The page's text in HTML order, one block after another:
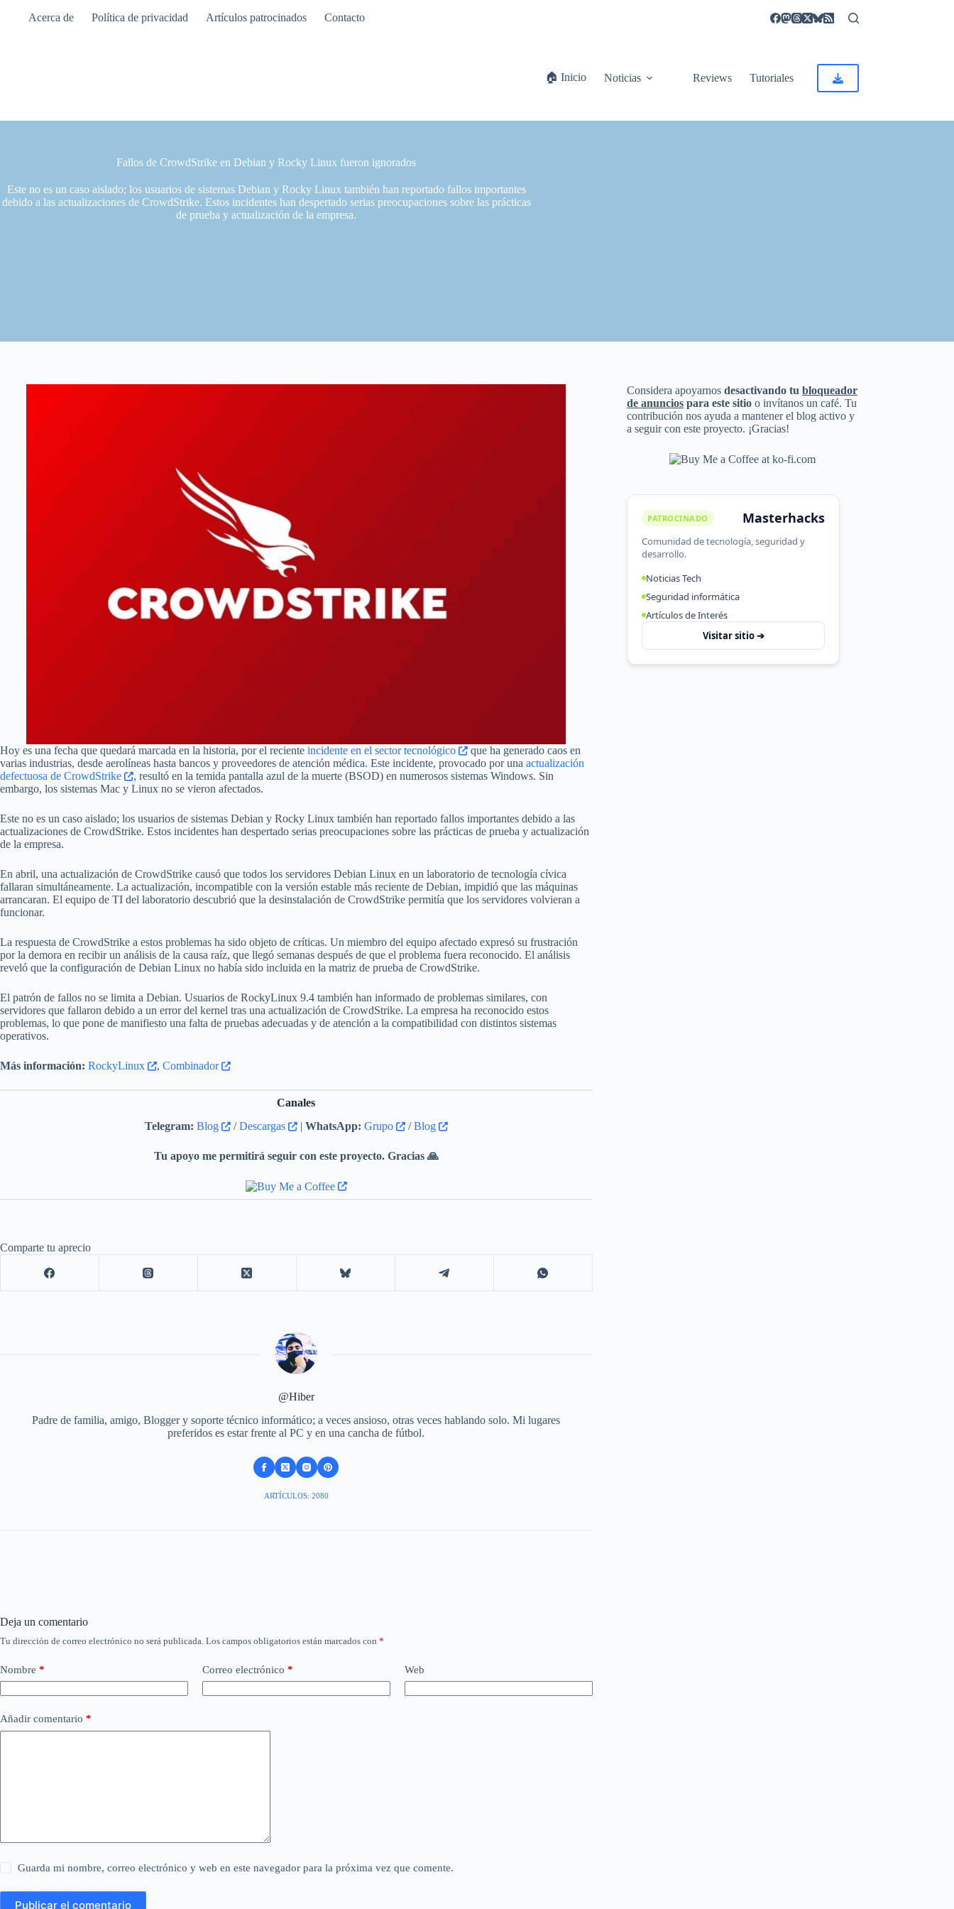
Acerca de Política de privacidad Artículos patrocinados Contacto
🏠 Inicio Noticias Reviews Tutoriales
Fallos de CrowdStrike en Debian y Rocky Linux fueron ignorados
Este no es un caso aislado; los usuarios de sistemas Debian y Rocky Linux también han reportado fallos importantes
debido a las actualizaciones de CrowdStrike. Estos incidentes han despertado serias preocupaciones sobre las prácticas
de prueba y actualización de la empresa.
Hoy es una fecha que quedará marcada en la historia, por el reciente incidente en el sector tecnológico
que ha generado caos en
varias industrias, desde aerolíneas hasta bancos y proveedores de atención médica. Este incidente, provocado por una actualización
defectuosa de CrowdStrike
, resultó en la temida pantalla azul de la muerte (BSOD) en numerosos sistemas Windows. Sin
embargo, los sistemas Mac y Linux no se vieron afectados.
Este no es un caso aislado; los usuarios de sistemas Debian y Rocky Linux también han reportado fallos importantes debido a las
actualizaciones de CrowdStrike. Estos incidentes han despertado serias preocupaciones sobre las prácticas de prueba y actualización
de la empresa.
En abril, una actualización de CrowdStrike causó que todos los servidores Debian Linux en un laboratorio de tecnología cívica
fallaran simultáneamente. La actualización, incompatible con la versión estable más reciente de Debian, impidió que las máquinas
arrancaran. El equipo de TI del laboratorio descubrió que la desinstalación de CrowdStrike permitía que los servidores volvieran a
funcionar.
La respuesta de CrowdStrike a estos problemas ha sido objeto de críticas. Un miembro del equipo afectado expresó su frustración
por la demora en recibir un análisis de la causa raíz, que llegó semanas después de que el problema fuera reconocido. El análisis
reveló que la configuración de Debian Linux no había sido incluida en la matriz de prueba de CrowdStrike.
El patrón de fallos no se limita a Debian. Usuarios de RockyLinux 9.4 también han informado de problemas similares, con
servidores que fallaron debido a un error del kernel tras una actualización de CrowdStrike. La empresa ha reconocido estos
problemas, lo que pone de manifiesto una falta de pruebas adecuadas y de atención a la compatibilidad con distintos sistemas
operativos.
Más información: RockyLinux , Combinador
Canales
Telegram: Blog /Descargas | WhatsApp: Grupo /Blog
Tu apoyo me permitirá seguir con este proyecto. Gracias 🙏
Comparte tu aprecio
@Hiber
Padre de familia, amigo, Blogger y soporte técnico informático; a veces ansioso, otras veces hablando solo. Mi lugares
preferidos es estar frente al PC y en una cancha de fútbol.
ARTÍCULOS: 2080
Considera apoyarnosdesactivando tubloqueador
de anuncios para este sitio o invítanos un café. Tu
contribución nos ayuda a mantener el blog activo y
a seguir con este proyecto. ¡Gracias!
PATROCINADO Masterhacks
Comunidad de tecnología, seguridad y
desarrollo.
Noticias Tech
Seguridad informática
Artículos de Interés
Visitar sitio ➔
Deja un comentario
Tu dirección de correo electrónico no será publicada. Los campos obligatorios están marcados con *
Nombre * Correo electrónico * Web
Añadir comentario *
Guarda mi nombre, correo electrónico y web en este navegador para la próxima vez que comente.
Publicar el comentario